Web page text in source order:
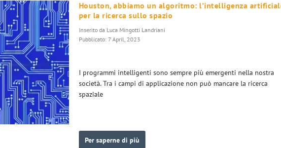
Houston, abbiamo un algoritmo: l’intelligenza
per la ricerca sullo spazio
Inserito da Luca Mingotti Landriani
Pubblicato: 7 April, 2023
I programmi intelligenti sono sempre più emergenti nella nostra
società. Tra i campi di applicazione non può mancare la ricerca
spaziale
Per saperne di più